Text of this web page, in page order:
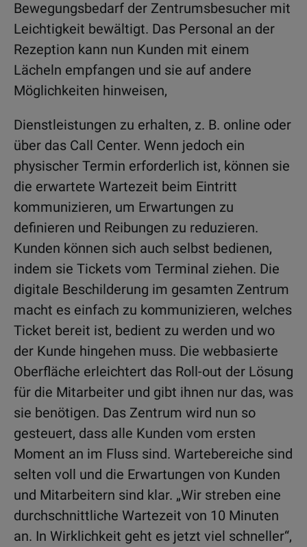
Bewegungsbedarf der Zentrumsbesucher mit
Leichtigkeit bewältigt. Das Personal an der
Rezeption kann nun Kunden mit einem
Lächeln empfangen und sie auf andere
Möglichkeiten hinweisen,
Dienstleistungen zu erhalten, z. B. online oder
über das Call Center. Wenn jedoch ein
physischer Termin erforderlich ist, können sie
die erwartete Wartezeit beim Eintritt
kommunizieren, um Erwartungen zu
definieren und Reibungen zu reduzieren.
Kunden können sich auch selbst bedienen,
indem sie Tickets vom Terminal ziehen. Die
digitale Beschilderung im gesamten Zentrum
macht es einfach zu kommunizieren, welches
Ticket bereit ist, bedient zu werden und wo
der Kunde hingehen muss. Die webbasierte
Oberfläche erleichtert das Roll-out der Lösung
für die Mitarbeiter und gibt ihnen nur das, was
sie benötigen. Das Zentrum wird nun so
gesteuert, dass alle Kunden vom ersten
Moment an im Fluss sind. Wartebereiche sind
selten voll und die Erwartungen von Kunden
und Mitarbeitern sind klar. „Wir streben eine
durchschnittliche Wartezeit von 10 Minuten
an. In Wirklichkeit geht es jetzt viel schneller“,